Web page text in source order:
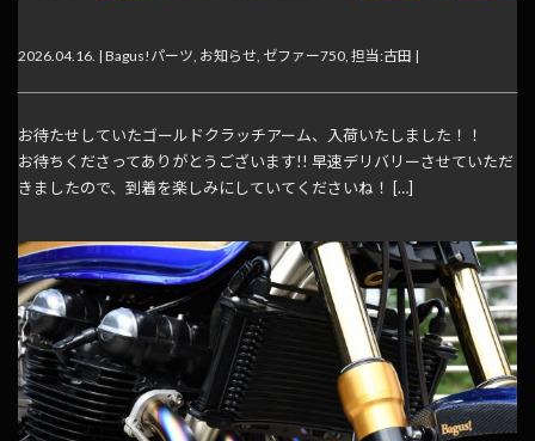
2026.04.16. | Bagus!パーツ, お知らせ, ゼファー750, 担当:古田 |
お待たせしていたゴールドクラッチアーム、入荷いたしました！！
お待ちくださってありがとうございます!! 早速デリバリーさせていただ
きましたので、到着を楽しみにしていてくださいね！ […]